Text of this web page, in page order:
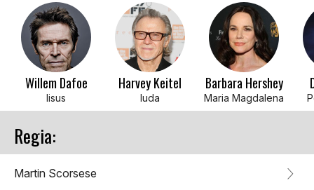
Willem Dafoe
Iisus
Harvey Keitel
Iuda
Barbara Hershey
Maria Magdalena
Regia:
Martin Scorsese